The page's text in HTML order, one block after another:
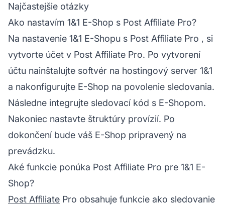
Najčastejšie otázky
Ako nastavím 1&1 E-Shop s Post Affiliate Pro?
Na nastavenie 1&1 E-Shopu s Post Affiliate Pro , si
vytvorte účet v Post Affiliate Pro. Po vytvorení
účtu nainštalujte softvér na hostingový server 1&1
a nakonfigurujte E-Shop na povolenie sledovania.
Následne integrujte sledovací kód s E-Shopom.
Nakoniec nastavte štruktúry provízií. Po
dokončení bude váš E-Shop pripravený na
prevádzku.
Aké funkcie ponúka Post Affiliate Pro pre 1&1 E-
Shop?
Post Affiliate Pro obsahuje funkcie ako sledovanie